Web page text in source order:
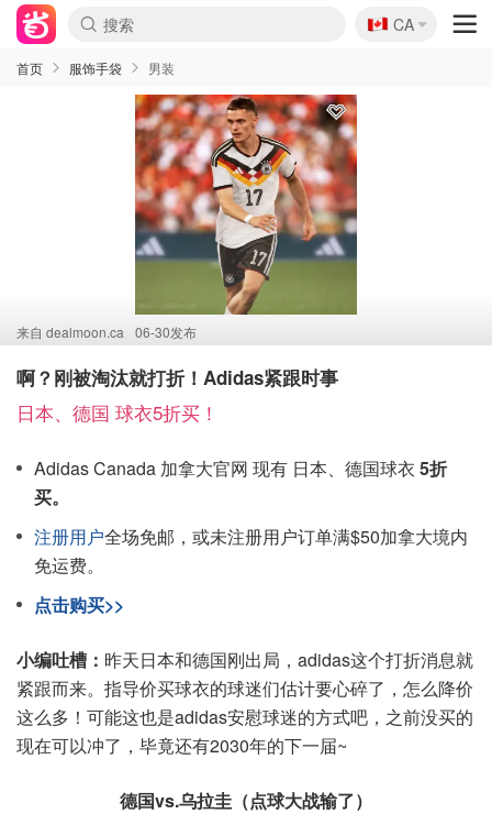
🇨🇦
CA
首页 服饰手袋 男装
来自 dealmoon.ca 06-30发布
啊？刚被淘汰就打折！Adidas紧跟时事
日本、德国 球衣5折买！
Adidas Canada 加拿大官网 现有 日本、德国球衣 5折
买。
注册用户全场免邮，或未注册用户订单满$50加拿大境内
免运费。
点击购买>>
小编吐槽： 昨天日本和德国刚出局，adidas这个打折消息就
紧跟而来。指导价买球衣的球迷们估计要心碎了，怎么降价
这么多！可能这也是adidas安慰球迷的方式吧，之前没买的
现在可以冲了，毕竟还有2030年的下一届~
德国vs.乌拉圭（点球大战输了）